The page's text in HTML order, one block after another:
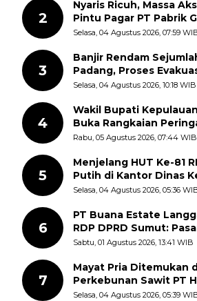
2
Nyaris Ricuh, Massa
Pintu Pagar PT Pabrik
Selasa, 04 Agustus 2026, 07:59
3
Banjir Rendam
Padang, Proses
Berlangsung
Selasa, 04 Agustus 2026, 10:18 WIB
4
Wakil Bupati
Buka Rangkaian
Kemerdekaan RI, ASN
Rabu, 05 Agustus 2026, 07:44 WIB
5
Menjelang HUT Ke-81
Putih di Kantor Dinas
Disorot Warga
Selasa, 04 Agustus 2026, 05:36
6
PT Buana Estate
RDP DPRD Sumut:
Batas Sepihak Tanpa
Sabtu, 01 Agustus 2026, 13:41 WIB
7
Mayat Pria Ditemukan
Perkebunan Sawit PT
Polisi Selidiki Penyebab
Selasa, 04 Agustus 2026, 05:39